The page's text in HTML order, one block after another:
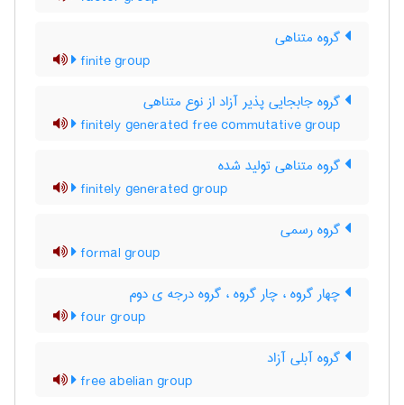
گروه متناهی
finite group
گروه جابجایی پذیر آزاد از نوع متناهی
finitely generated free commutative group
گروه متناهی تولید شده
finitely generated group
گروه رسمی
formal group
چهار گروه ، چار گروه ، گروه درجه ی دوم
four group
گروه آبلی آزاد
free abelian group